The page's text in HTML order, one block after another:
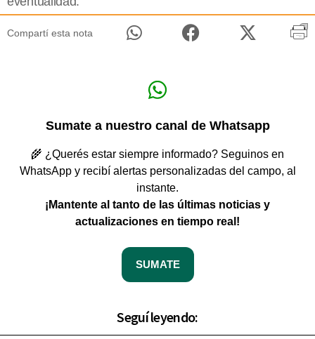
Compartí esta nota
Sumate a nuestro canal de Whatsapp
🌾 ¿Querés estar siempre informado? Seguinos en
WhatsApp y recibí alertas personalizadas del campo, al
instante.
¡Mantente al tanto de las últimas noticias y
actualizaciones en tiempo real!
SUMATE
Seguí leyendo: